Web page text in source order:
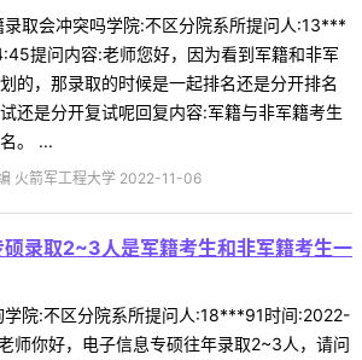
取会冲突吗学院:不区分院系所提问人:13***
提问内容:老师您好，因为看到军籍和非军
的，那录取的时候是一起排名还是分开排名
还是分开复试呢回复内容:军籍与非军籍考生
。 ...
火箭军工程大学 2022-11-06
录取2~3人是军籍考生和非军籍考生一
学院:不区分院系所提问人:18***91时间:2022-
师你好，电子信息专硕往年录取2~3人，请问